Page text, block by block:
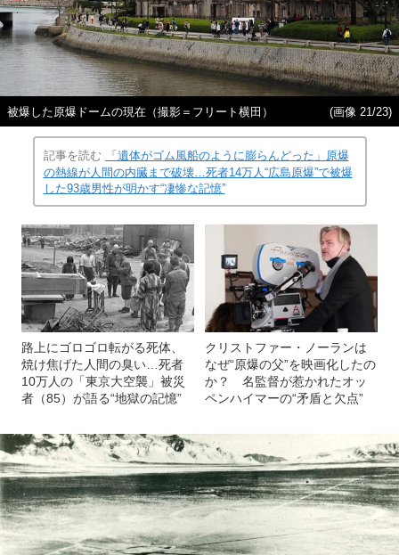
被爆した原爆ドームの現在（撮影＝フリート横田） (画像 21/23)
記事を読む
「遺体がゴム風船のように膨らんどった」原爆
の熱線が人間の内臓まで破壊…死者14万人“広島原爆”で被爆
した93歳男性が明かす“凄惨な記憶”
路上にゴロゴロ転がる死体、
焼け焦げた人間の臭い…死者
10万人の「東京大空襲」被災
者（85）が語る“地獄の記憶”
クリストファー・ノーランは
なぜ“原爆の父”を映画化したの
か？ 名監督が惹かれたオッ
ペンハイマーの“矛盾と欠点”